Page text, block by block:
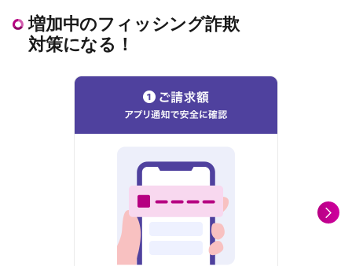
増加中のフィッシング詐欺
対策になる！